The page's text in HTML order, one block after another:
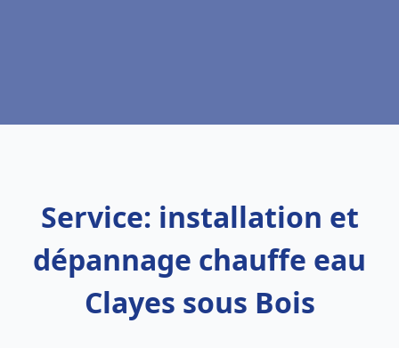
Service: installation et
dépannage chauffe eau
Clayes sous Bois